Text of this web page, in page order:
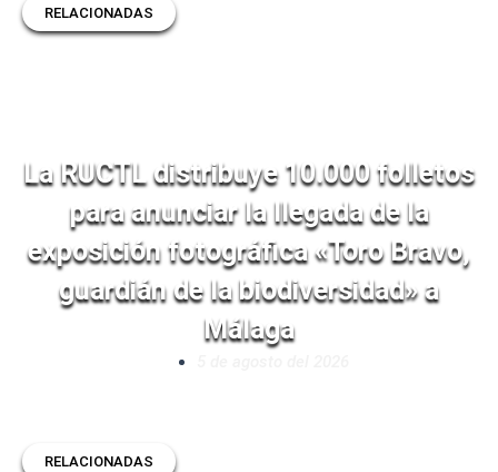
RELACIONADAS
La RUCTL distribuye 10.000 folletos
para anunciar la llegada de la
exposición fotográfica «Toro Bravo,
guardián de la biodiversidad» a
Málaga
RELACIONADAS